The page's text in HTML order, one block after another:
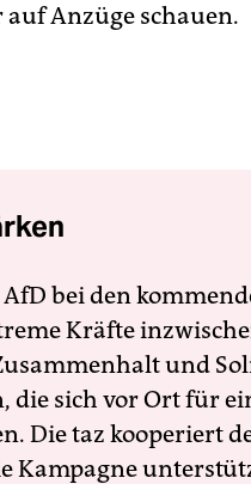
Anzüge schauen.
bei den
Kräfte
und
die sich vor Ort für
Die taz kooperiert
Kampagne